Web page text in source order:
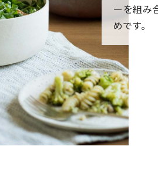
ーを組み
めです。